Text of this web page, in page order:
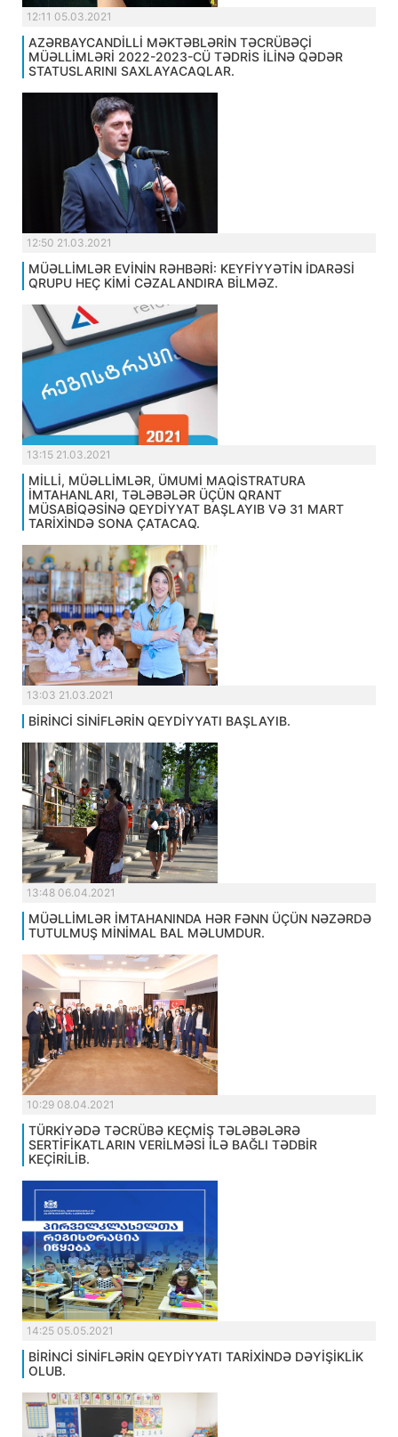
12:11 05.03.2021
AZƏRBAYCANDİLLİ MƏKTƏBLƏRİN TƏCRÜBƏÇİ
MÜƏLLİMLƏRİ 2022-2023-CÜ TƏDRİS İLİNƏ QƏDƏR
STATUSLARINI SAXLAYACAQLAR.
12:50 21.03.2021
MÜƏLLİMLƏR EVİNİN RƏHBƏRİ: KEYFİYYƏTİN İDARƏSİ
QRUPU HEÇ KİMİ CƏZALANDIRA BİLMƏZ.
13:15 21.03.2021
MİLLİ, MÜƏLLİMLƏR, ÜMUMİ MAQİSTRATURA
İMTAHANLARI, TƏLƏBƏLƏR ÜÇÜN QRANT
MÜSABİQƏSİNƏ QEYDİYYAT BAŞLAYIB VƏ 31 MART
TARİXİNDƏ SONA ÇATACAQ.
13:03 21.03.2021
BİRİNCİ SİNİFLƏRİN QEYDİYYATI BAŞLAYIB.
13:48 06.04.2021
MÜƏLLİMLƏR İMTAHANINDA HƏR FƏNN ÜÇÜN NƏZƏRDƏ
TUTULMUŞ MİNİMAL BAL MƏLUMDUR.
10:29 08.04.2021
TÜRKİYƏDƏ TƏCRÜBƏ KEÇMİŞ TƏLƏBƏLƏRƏ
SERTİFİKATLARIN VERİLMƏSİ İLƏ BAĞLI TƏDBİR
KEÇİRİLİB.
14:25 05.05.2021
BİRİNCİ SİNİFLƏRİN QEYDİYYATI TARİXİNDƏ DƏYİŞİKLİK
OLUB.